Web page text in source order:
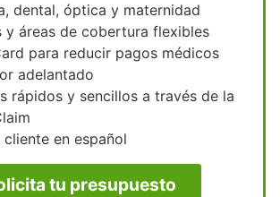
dental, óptica y maternidad
y áreas de cobertura flexibles
para reducir pagos médicos
adelantado
rápidos y sencillos a través de la
en español
tu presupuesto